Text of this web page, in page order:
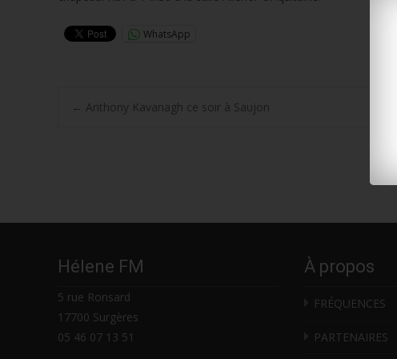
WhatsApp
Post
← Anthony Kavanagh ce soir à Saujon
Hélene FM
5 rue Ronsard
17700 Surgères
05 46 07 13 51
À propos
FRÉQUENCES
PARTENAIRES